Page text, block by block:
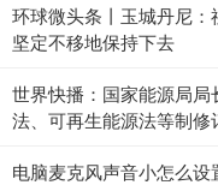
环球微头条丨玉城丹尼
坚定不移地保持下去
世界快播：国家能源局
法、可再生能源法等制修
电脑麦克风声音小怎么